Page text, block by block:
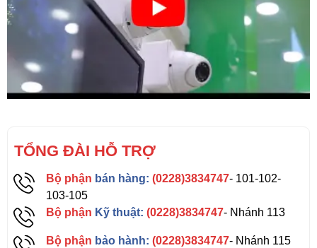
TỔNG ĐÀI HỖ TRỢ
Bộ phận bán hàng: (0228)3834747- 101-102-
103-105
Bộ phận Kỹ thuật: (0228)3834747- Nhánh 113
Bộ phận bảo hành: (0228)3834747- Nhánh 115